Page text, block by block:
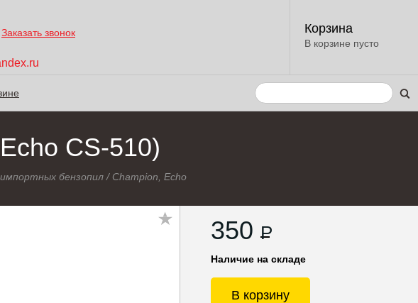
Заказать звонок Корзина
В корзине пусто
CS-510)
бензопил/ Champion, Echo
350 P
Наличие на складе
В корзину